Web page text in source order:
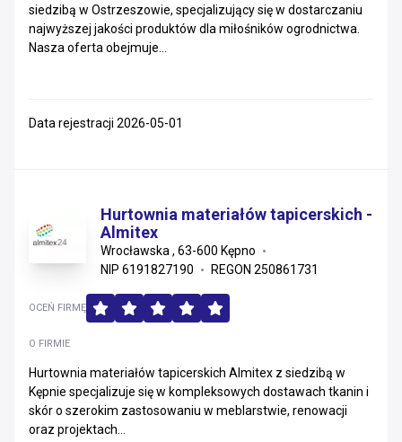
siedzibą w Ostrzeszowie, specjalizujący się w dostarczaniu
najwyższej jakości produktów dla miłośników ogrodnictwa.
Nasza oferta obejmuje...
Data rejestracji 2026-05-01
Hurtownia materiałów tapicerskich -
Almitex
Wrocławska , 63-600 Kępno
NIP 6191827190
REGON 250861731
O FIRMIE
Hurtownia materiałów tapicerskich Almitex z siedzibą w
Kępnie specjalizuje się w kompleksowych dostawach tkanin i
skór o szerokim zastosowaniu w meblarstwie, renowacji
oraz projektach...
OCEŃ FIRMĘ